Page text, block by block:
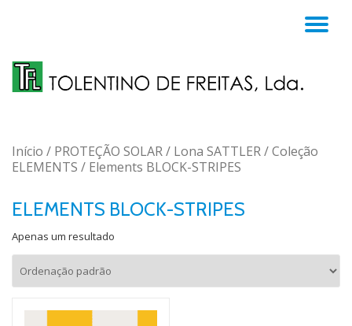
content
Início / PROTEÇÃO SOLAR/ Lona SATTLER/Coleção
ELEMENTS / Elements BLOCK-STRIPES
ELEMENTS BLOCK-STRIPES
Apenas um resultado